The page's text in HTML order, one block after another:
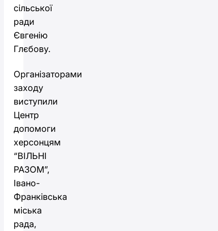
сільської
ради
Євгенію
Глєбову.
Організаторами
заходу
виступили
Центр
допомоги
херсонцям
“ВІЛЬНІ
РАЗОМ”,
Івано-
Франківська
міська
рада,